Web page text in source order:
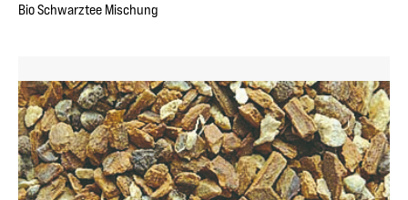
Bio Schwarztee Mischung